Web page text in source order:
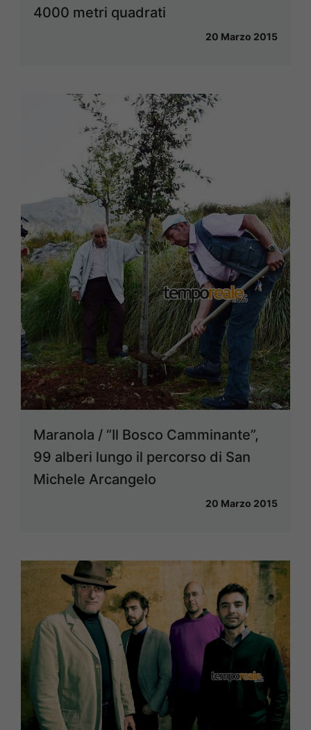
4000 metri quadrati
20 Marzo 2015
Maranola / “Il Bosco Camminante”,
99 alberi lungo il percorso di San
Michele Arcangelo
20 Marzo 2015